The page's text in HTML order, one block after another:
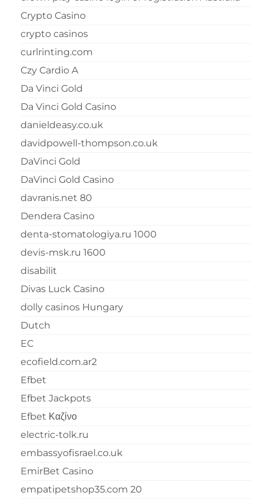
Crypto Casino
crypto casinos
curlrinting.com
Czy Cardio A
Da Vinci Gold
Da Vinci Gold Casino
danieldeasy.co.uk
davidpowell-thompson.co.uk
DaVinci Gold
DaVinci Gold Casino
davranis.net 80
Dendera Casino
denta-stomatologiya.ru 1000
devis-msk.ru 1600
disabilit
Divas Luck Casino
dolly casinos Hungary
Dutch
EC
ecofield.com.ar2
Efbet
Efbet Jackpots
Efbet Καζίνο
electric-tolk.ru
embassyofisrael.co.uk
EmirBet Casino
empatipetshop35.com 20